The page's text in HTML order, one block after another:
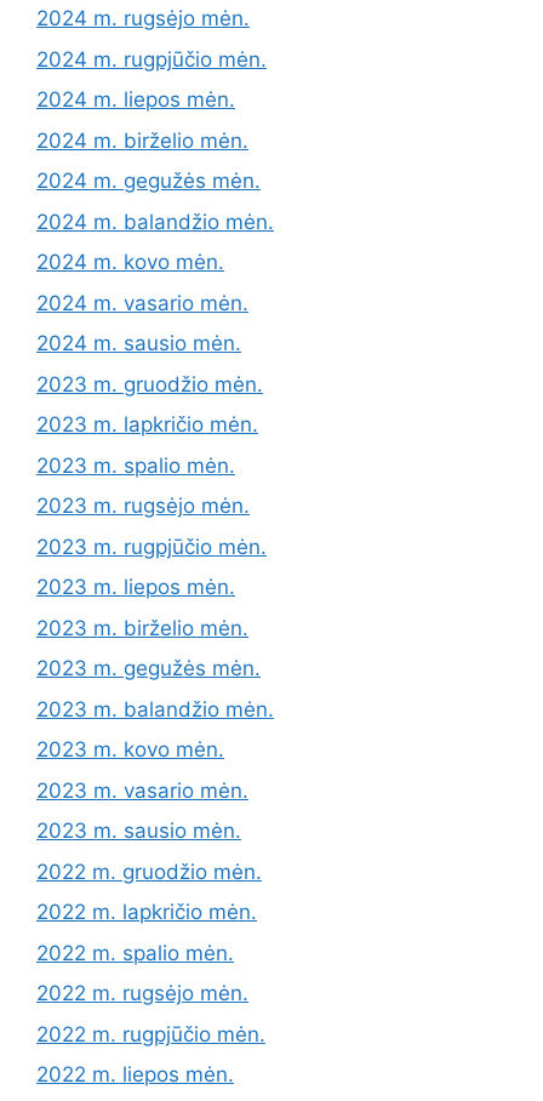
2024 m. rugsėjo mėn.
2024 m. rugpjūčio mėn.
2024 m. liepos mėn.
2024 m. birželio mėn.
2024 m. gegužės mėn.
2024 m. balandžio mėn.
2024 m. kovo mėn.
2024 m. vasario mėn.
2024 m. sausio mėn.
2023 m. gruodžio mėn.
2023 m. lapkričio mėn.
2023 m. spalio mėn.
2023 m. rugsėjo mėn.
2023 m. rugpjūčio mėn.
2023 m. liepos mėn.
2023 m. birželio mėn.
2023 m. gegužės mėn.
2023 m. balandžio mėn.
2023 m. kovo mėn.
2023 m. vasario mėn.
2023 m. sausio mėn.
2022 m. gruodžio mėn.
2022 m. lapkričio mėn.
2022 m. spalio mėn.
2022 m. rugsėjo mėn.
2022 m. rugpjūčio mėn.
2022 m. liepos mėn.